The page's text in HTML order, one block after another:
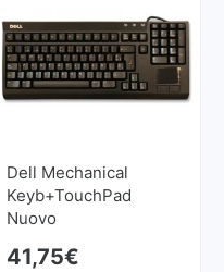
Dell Mechanical
Keyb+TouchPad
Nuovo
41,75€